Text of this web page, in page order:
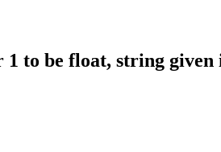
1 to be float, string given